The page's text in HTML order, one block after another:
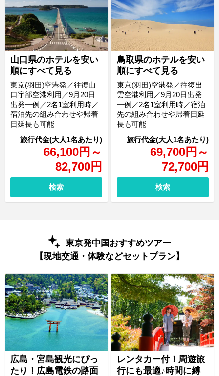
山口県のホテルを安い
順にすべて見る
66,100円 ～
82,700円
東京(羽田)空港発／往復山
口宇部空港利用／9月20日
出発一例／2名1室利用時／
宿泊先の組み合わせや帰着
日延長も可能
検索
鳥取県のホテルを安い
順にすべて見る
69,700円 ～
72,700円
東京(羽田)空港発／往復出
雲空港利用／9月20日出発
一例／2名1室利用時／宿泊
先の組み合わせや帰着日延
長も可能
検索
東京発中国おすすめツアー
【現地交通・体験などセットプラン】
広島・宮島観光にぴっ
たり！広島電鉄の路面
レンタカー付！周遊旅
行にも最適♪時間に縛